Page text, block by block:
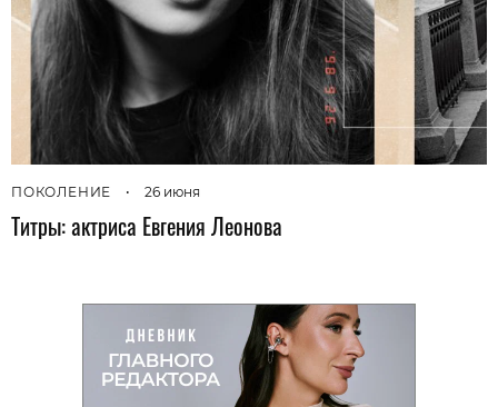
ПОКОЛЕНИЕ • 26 июня
Титры: актриса Евгения Леонова